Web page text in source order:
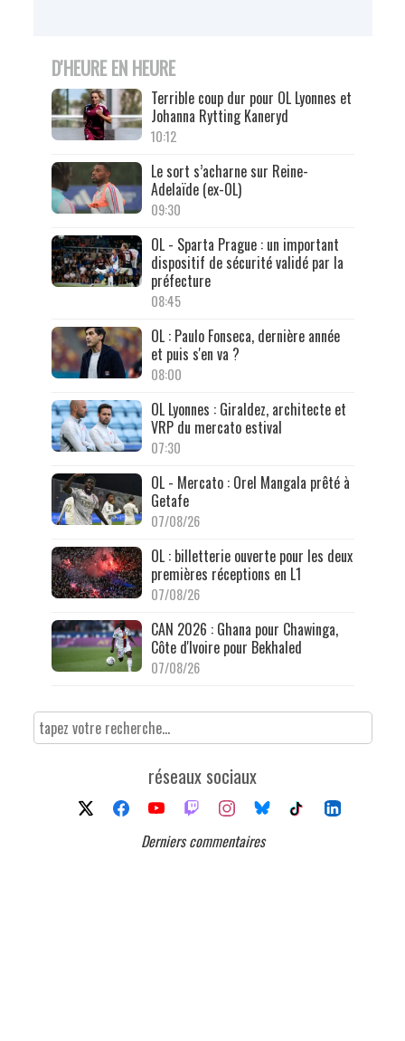
D'HEURE EN HEURE
Terrible coup dur pour OL Lyonnes et
Johanna Rytting Kaneryd
10:12
Le sort s’acharne sur Reine-
Adelaïde (ex-OL)
09:30
OL - Sparta Prague : un important
dispositif de sécurité validé par la
préfecture
08:45
OL : Paulo Fonseca, dernière année
et puis s'en va ?
08:00
OL Lyonnes : Giraldez, architecte et
VRP du mercato estival
07:30
OL - Mercato : Orel Mangala prêté à
Getafe
07/08/26
OL : billetterie ouverte pour les deux
premières réceptions en L1
07/08/26
CAN 2026 : Ghana pour Chawinga,
Côte d'Ivoire pour Bekhaled
07/08/26
réseaux sociaux
Derniers commentaires